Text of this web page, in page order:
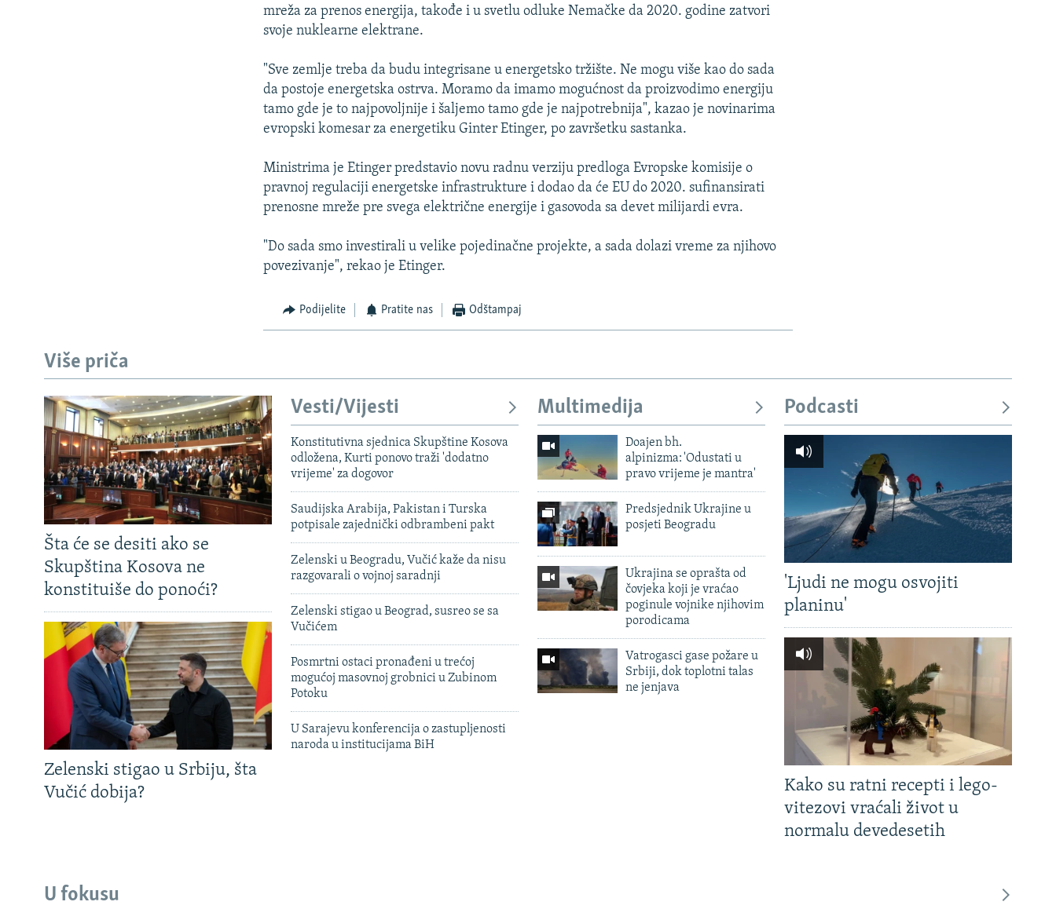
mreža za prenos energija, takođe i u svetlu odluke Nemačke da 2020. godine zatvori
svoje nuklearne elektrane.
"Sve zemlje treba da budu integrisane u energetsko tržište. Ne mogu više kao do sada
da postoje energetska ostrva. Moramo da imamo mogućnost da proizvodimo energiju
tamo gde je to najpovoljnije i šaljemo tamo gde je najpotrebnija", kazao je novinarima
evropski komesar za energetiku Ginter Etinger, po završetku sastanka.
Ministrima je Etinger predstavio novu radnu verziju predloga Evropske komisije o
pravnoj regulaciji energetske infrastrukture i dodao da će EU do 2020. sufinansirati
prenosne mreže pre svega električne energije i gasovoda sa devet milijardi evra.
"Do sada smo investirali u velike pojedinačne projekte, a sada dolazi vreme za njihovo
povezivanje", rekao je Etinger.
Podijelite Pratite nas Odštampaj
Više priča
Šta će se desiti ako se
Skupština Kosova ne
konstituiše do ponoći?
Zelenski stigao u Srbiju, šta
Vučić dobija?
Vesti/Vijesti
Konstitutivna sjednica Skupštine Kosova
odložena, Kurti ponovo traži 'dodatno
vrijeme' za dogovor
Saudijska Arabija, Pakistan i Turska
potpisale zajednički odbrambeni pakt
Zelenski u Beogradu, Vučić kaže da nisu
razgovarali o vojnoj saradnji
Zelenski stigao u Beograd, susreo se sa
Vučićem
Posmrtni ostaci pronađeni u trećoj
mogućoj masovnoj grobnici u Zubinom
Potoku
U Sarajevu konferencija o zastupljenosti
naroda u institucijama BiH
Multimedija
Doajen bh.
alpinizma: 'Odustati u
pravo vrijeme je mantra'
Predsjednik Ukrajine u
posjeti Beogradu
Ukrajina se oprašta od
čovjeka koji je vraćao
poginule vojnike njihovim
porodicama
Vatrogasci gase požare u
Srbiji, dok toplotni talas
ne jenjava
Podcasti
'Ljudi ne mogu osvojiti
planinu'
Kako su ratni recepti i lego-
vitezovi vraćali život u
normalu devedesetih
U fokusu